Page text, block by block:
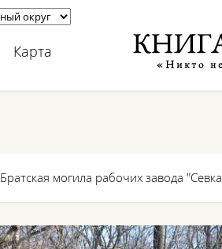
Карта
Братская могила рабочих завода